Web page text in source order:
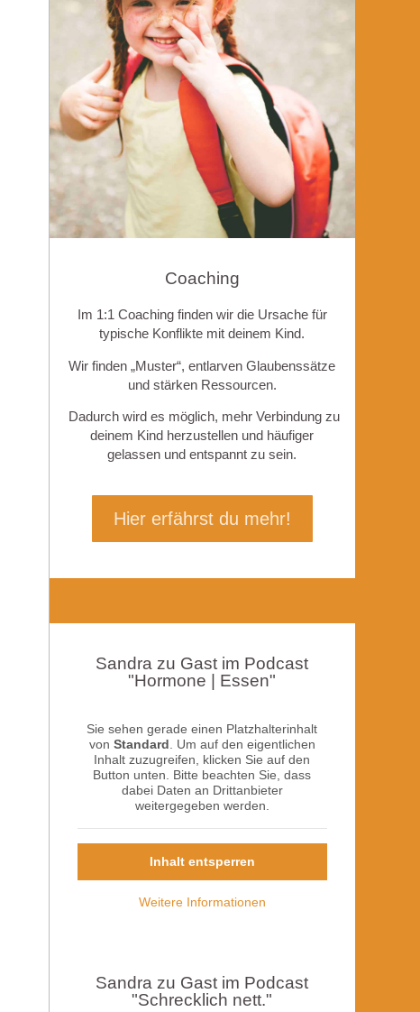
Coaching
Im 1:1 Coaching finden wir die Ursache für
typische Konflikte mit deinem Kind.
Wir finden „Muster“, entlarven Glaubenssätze
und stärken Ressourcen.
Dadurch wird es möglich, mehr Verbindung zu
deinem Kind herzustellen und häufiger
gelassen und entspannt zu sein.
Hier erfährst du mehr!
Sandra zu Gast im Podcast
"Hormone | Essen"
Sie sehen gerade einen Platzhalterinhalt
von Standard . Um auf den eigentlichen
Inhalt zuzugreifen, klicken Sie auf den
Button unten. Bitte beachten Sie, dass
dabei Daten an Drittanbieter
weitergegeben werden.
Inhalt entsperren
Weitere Informationen
Sandra zu Gast im Podcast
"Schrecklich nett."